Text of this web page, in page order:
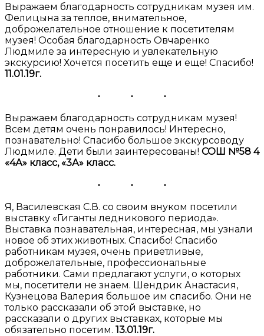
Выражаем благодарность сотрудникам музея им.
Фелицына за теплое, внимательное,
доброжелательное отношение к посетителям
музея! Особая благодарность Овчаренко
Людмиле за интересную и увлекательную
экскурсию! Хочется посетить еще и еще! Спасибо!
11.01.19г.
Выражаем благодарность сотрудникам музея!
Всем детям очень понравилось! Интересно,
познавательно! Спасибо большое экскурсоводу
Людмиле. Дети были заинтересованы! СОШ №58 4
«4А» класс, «3А» класс.
Я, Василевская С.В. со своим внуком посетили
выставку «Гиганты ледникового периода».
Выставка познавательная, интересная, мы узнали
новое об этих животных. Спасибо! Спасибо
работникам музея, очень приветливые,
доброжелательные, профессиональные
работники. Сами предлагают услуги, о которых
мы, посетители не знаем. Шендрик Анастасия,
Кузнецова Валерия большое им спасибо. Они не
только рассказали об этой выставке, но
рассказали о других выставках, которые мы
обязательно посетим. 13.01.19г.